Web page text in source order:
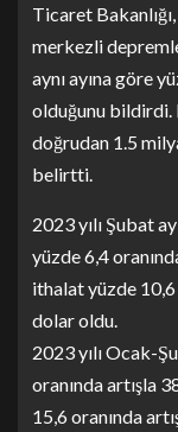
Ticaret
merkezli
aynı ayına göre
olduğunu bildirdi.
doğrudan 1.5
belirtti.
2023 yılı Şubat
yüzde 6,4
ithalat yüzde
dolar oldu.
2023 yılı Ocak-
oranında artışla
15,6 oranında